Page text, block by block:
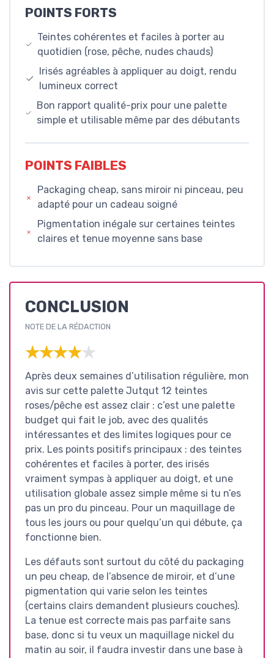
POINTS FORTS
Teintes cohérentes et faciles à porter au
quotidien (rose, pêche, nudes chauds)
Irisés agréables à appliquer au doigt, rendu
lumineux correct
Bon rapport qualité-prix pour une palette
simple et utilisable même par des débutants
POINTS FAIBLES
Packaging cheap, sans miroir ni pinceau, peu
adapté pour un cadeau soigné
Pigmentation inégale sur certaines teintes
claires et tenue moyenne sans base
CONCLUSION
NOTE DE LA RÉDACTION
★★★★★
★★★★★
Après deux semaines d’utilisation régulière, mon
avis sur cette palette Jutqut 12 teintes
roses/pêche est assez clair : c’est une palette
budget qui fait le job, avec des qualités
intéressantes et des limites logiques pour ce
prix. Les points positifs principaux : des teintes
cohérentes et faciles à porter, des irisés
vraiment sympas à appliquer au doigt, et une
utilisation globale assez simple même si tu n’es
pas un pro du pinceau. Pour un maquillage de
tous les jours ou pour quelqu’un qui débute, ça
fonctionne bien.
Les défauts sont surtout du côté du packaging
un peu cheap, de l’absence de miroir, et d’une
pigmentation qui varie selon les teintes
(certains clairs demandent plusieurs couches).
La tenue est correcte mais pas parfaite sans
base, donc si tu veux un maquillage nickel du
matin au soir, il faudra investir dans une base à